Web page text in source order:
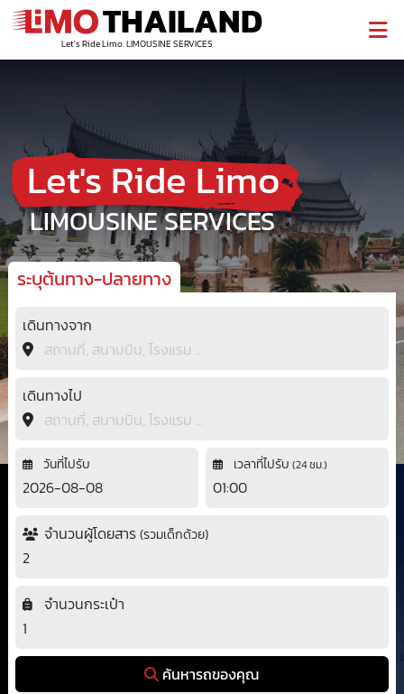
THAILAND
Let's Ride Limo. LIMOUSINE SERVICES
Let's Ride Limo
LIMOUSINE SERVICES
ระบุต้นทาง-ปลายทาง
เดินทางจาก
เดินทางไป
วันที่ไปรับ เวลาที่ไปรับ (24 ชม.)
จำนวนผู้โดยสาร(รวมเด็กด้วย)
จำนวนกระเป๋า
ค้นหารถของคุณ